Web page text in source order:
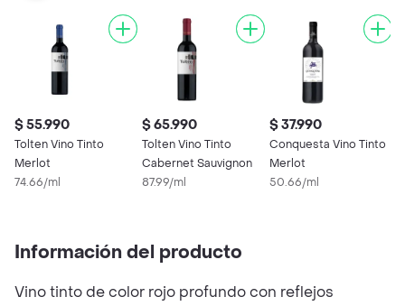
$ 55.990
Tolten Vino Tinto
Merlot
74.66/ml
$ 65.990
Tolten Vino Tinto
Cabernet Sauvignon
87.99/ml
$ 37.990
Conquesta Vino Tinto
Merlot
50.66/ml
Información del producto
Vino tinto de color rojo profundo con reflejos